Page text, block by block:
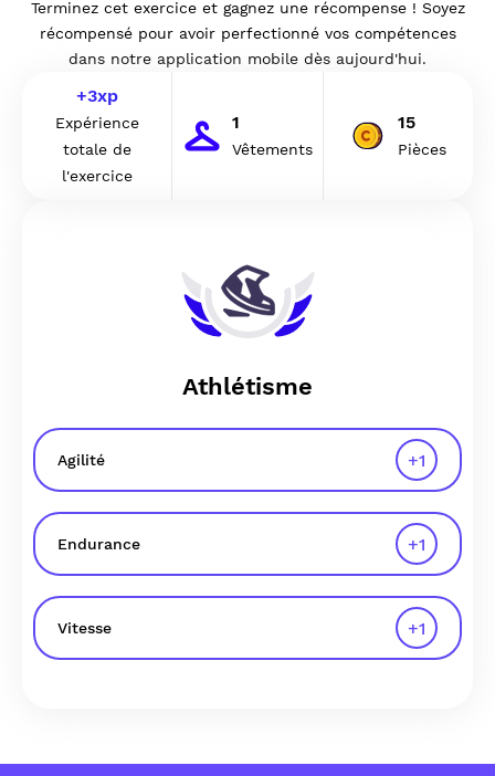
Terminez cet exercice et gagnez une récompense ! Soyez
récompensé pour avoir perfectionné vos compétences
dans notre application mobile dès aujourd'hui.
+3xp
Expérience
totale de
l'exercice
1
Vêtements
15
Pièces
Athlétisme
Agilité +1
Endurance +1
Vitesse +1